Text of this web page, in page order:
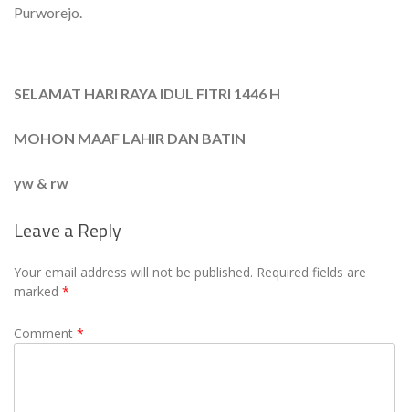
Purworejo.
SELAMAT HARI RAYA IDUL FITRI 1446 H
MOHON MAAF LAHIR DAN BATIN
yw & rw
Leave a Reply
Your email address will not be published. Required fields are
marked *
Comment *